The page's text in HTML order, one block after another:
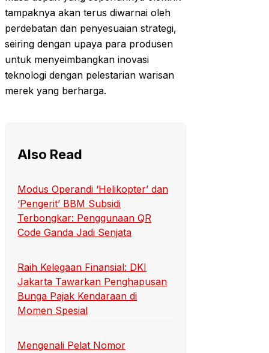
tampaknya akan terus diwarnai oleh
perdebatan dan penyesuaian strategi,
seiring dengan upaya para produsen
untuk menyeimbangkan inovasi
teknologi dengan pelestarian warisan
merek yang berharga.
Also Read
Modus Operandi ‘Helikopter’ dan
‘Pengerit’ BBM Subsidi
Terbongkar: Penggunaan QR
Code Ganda Jadi Senjata
Raih Kelegaan Finansial: DKI
Jakarta Tawarkan Penghapusan
Bunga Pajak Kendaraan di
Momen Spesial
Mengenali Pelat Nomor